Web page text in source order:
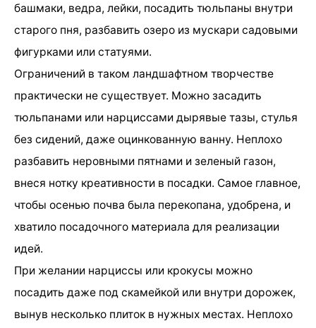
башмаки, ведра, лейки, посадить тюльпаны внутри
старого пня, разбавить озеро из мускари садовыми
фигурками или статуями.
Ограничений в таком ландшафтном творчестве
практически не существует. Можно засадить
тюльпанами или нарциссами дырявые тазы, стулья
без сидений, даже оцинкованную ванну. Неплохо
разбавить неровными пятнами и зеленый газон,
внеся нотку креативности в посадки. Самое главное,
чтобы осенью почва была перекопана, удобрена, и
хватило посадочного материала для реализации
идей.
При желании нарциссы или крокусы можно
посадить даже под скамейкой или внутри дорожек,
вынув несколько плиток в нужных местах. Неплохо